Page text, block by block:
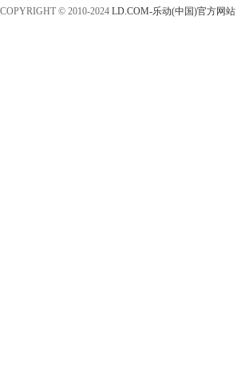
COPYRIGHT © 2010-2024 LD.COM-乐动(中国)官方网站